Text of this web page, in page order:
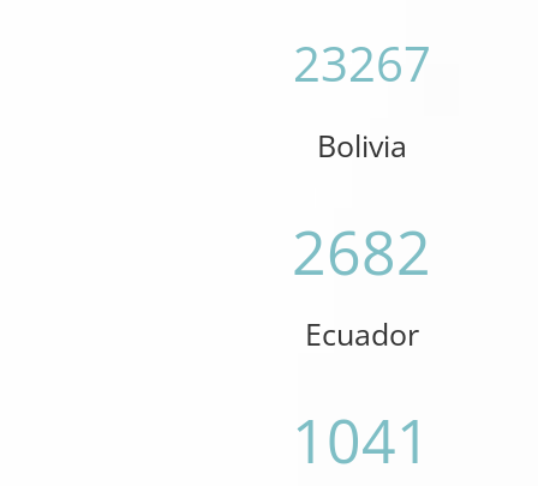
23267
Bolivia
2682
Ecuador
1041